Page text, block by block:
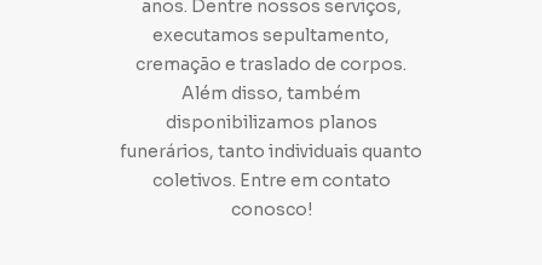
anos. Dentre nossos serviços,
executamos sepultamento,
cremação e traslado de corpos.
Além disso, também
disponibilizamos planos
funerários, tanto individuais quanto
coletivos. Entre em contato
conosco!